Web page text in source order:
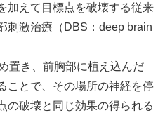
加えて目標点を破壊する従来
刺激治療（DBS：deep brain
置き、前胸部に植え込んだ
ことで、その場所の神経を停
の破壊と同じ効果の得られる